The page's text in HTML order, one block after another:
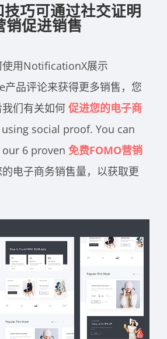
巧可通过社交证明
促进销售
使用NotificationX展示
品评论来获得更多销售，您
们有关如何 促进您的电子商
social proof. You can
6 proven 免费FOMO营销
电子商务销售量，以获取更